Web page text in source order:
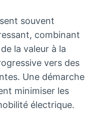
souvent
combinant
la valeur à la
vers des
Une démarche
minimiser les
électrique.